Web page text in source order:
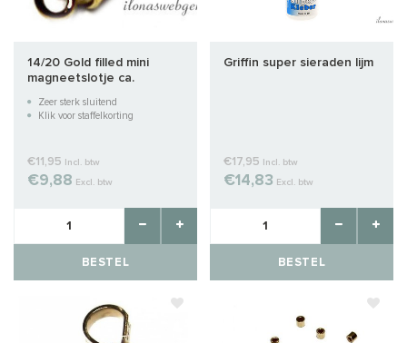
14/20 Gold filled mini
magneetslotje ca.
Zeer sterk sluitend
Klik voor staffelkorting
€11,95 Incl. btw
€9,88 Excl. btw
BESTEL
Griffin super sieraden lijm
€17,95 Incl. btw
€14,83 Excl. btw
BESTEL